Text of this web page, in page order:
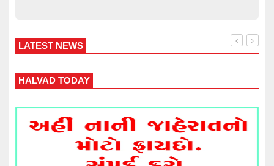
LATEST NEWS